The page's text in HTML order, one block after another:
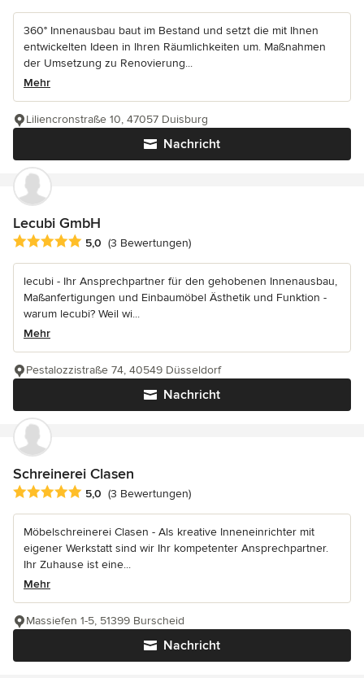
360° Innenausbau baut im Bestand und setzt die mit Ihnen
entwickelten Ideen in Ihren Räumlichkeiten um. Maßnahmen
der Umsetzung zu Renovierung...
Mehr
Nachricht
Liliencronstraße 10, 47057 Duisburg
Lecubi GmbH
Durchschnittliche Bewertung: 5 von 5 Sternen
5,0 (3 Bewertungen)
lecubi - Ihr Ansprechpartner für den gehobenen Innenausbau,
Maßanfertigungen und Einbaumöbel Ästhetik und Funktion -
warum lecubi? Weil wi...
Mehr
Nachricht
Pestalozzistraße 74, 40549 Düsseldorf
Schreinerei Clasen
Durchschnittliche Bewertung: 5 von 5 Sternen
5,0 (3 Bewertungen)
Möbelschreinerei Clasen - Als kreative Inneneinrichter mit
eigener Werkstatt sind wir Ihr kompetenter Ansprechpartner.
Ihr Zuhause ist eine...
Mehr
Nachricht
Massiefen 1-5, 51399 Burscheid